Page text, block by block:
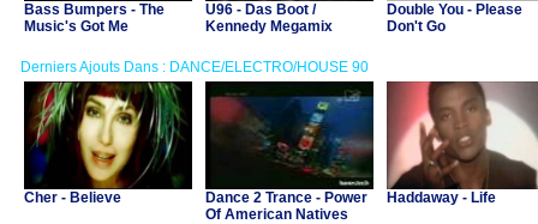
Bass Bumpers - The
Music's Got Me
U96 - Das Boot /
Kennedy Megamix
Double You - Please
Don't Go
Derniers Ajouts Dans : DANCE/ELECTRO/HOUSE 90
Cher - Believe
Dance 2 Trance - Power
Of American Natives
Haddaway - Life